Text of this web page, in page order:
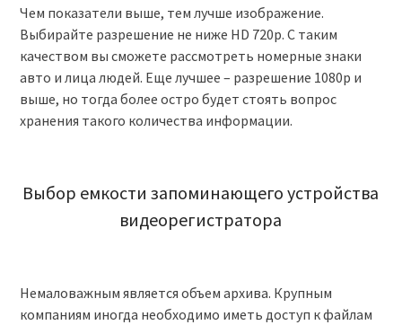
Чем показатели выше, тем лучше изображение.
Выбирайте разрешение не ниже HD 720p. С таким
качеством вы сможете рассмотреть номерные знаки
авто и лица людей. Еще лучшее – разрешение 1080p и
выше, но тогда более остро будет стоять вопрос
хранения такого количества информации.
Выбор емкости запоминающего устройства
видеорегистратора
Немаловажным является объем архива. Крупным
компаниям иногда необходимо иметь доступ к файлам